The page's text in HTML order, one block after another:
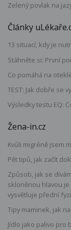
Zelený povlak na
Články
13 situací, kdy je
Stáhněte si: První
Co pomáhá na
TEST: Jak dobře se
Výsledky testu EQ:
Žena-in.cz
Kvůli migréně jsem
Pět tipů, jak začít
Způsob, jak se
skloněnou hlavou je
vysvětluje přední
Tipy maminek, jak
Jídlo jako palivo pro